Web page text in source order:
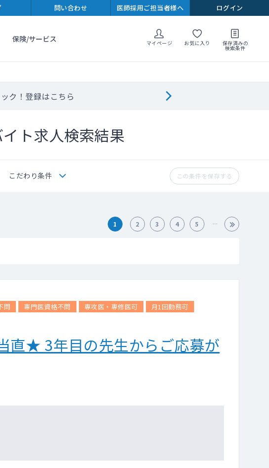
問い合わせ 医師採用ご担当者様へ ログイン
保険/サービス マイページ お気に入り 保存済みの
検索条件
ク！登録はこちら
ト求人検索結果
こだわり条件 この条件を保存する
1 2 3 4 5
問 専門医資格不問 専攻医・専修医可
月1回勤務可
直★ 3年目の先生からご応募が